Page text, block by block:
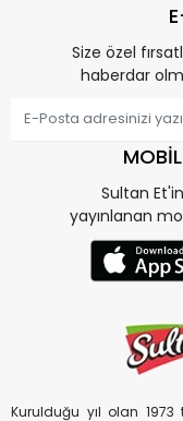
Size özel
haberdar
Sultan
yayınlanan
Kurulduğu yıl olan